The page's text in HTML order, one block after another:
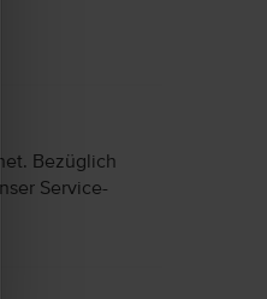
Bezüglich
Service-